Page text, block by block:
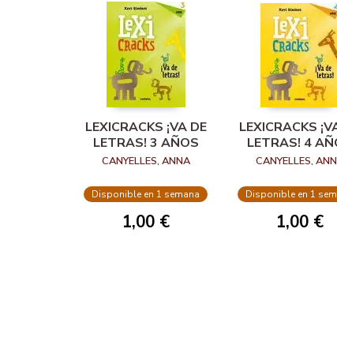
LEXICRACKS ¡VA DE
LETRAS! 3 AÑOS
CANYELLES, ANNA
Disponible en 1 semana
1,00 €
LEXICRACKS
LETRAS! 4
CANYELLES,
Disponible en 1
1,00 €